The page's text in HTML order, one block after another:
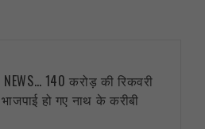
NEWS… 140 करोड़ की रिकवरी
हो गए नाथ के करीबी